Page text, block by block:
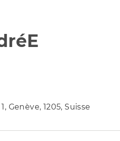
Genève, 1205, Suisse